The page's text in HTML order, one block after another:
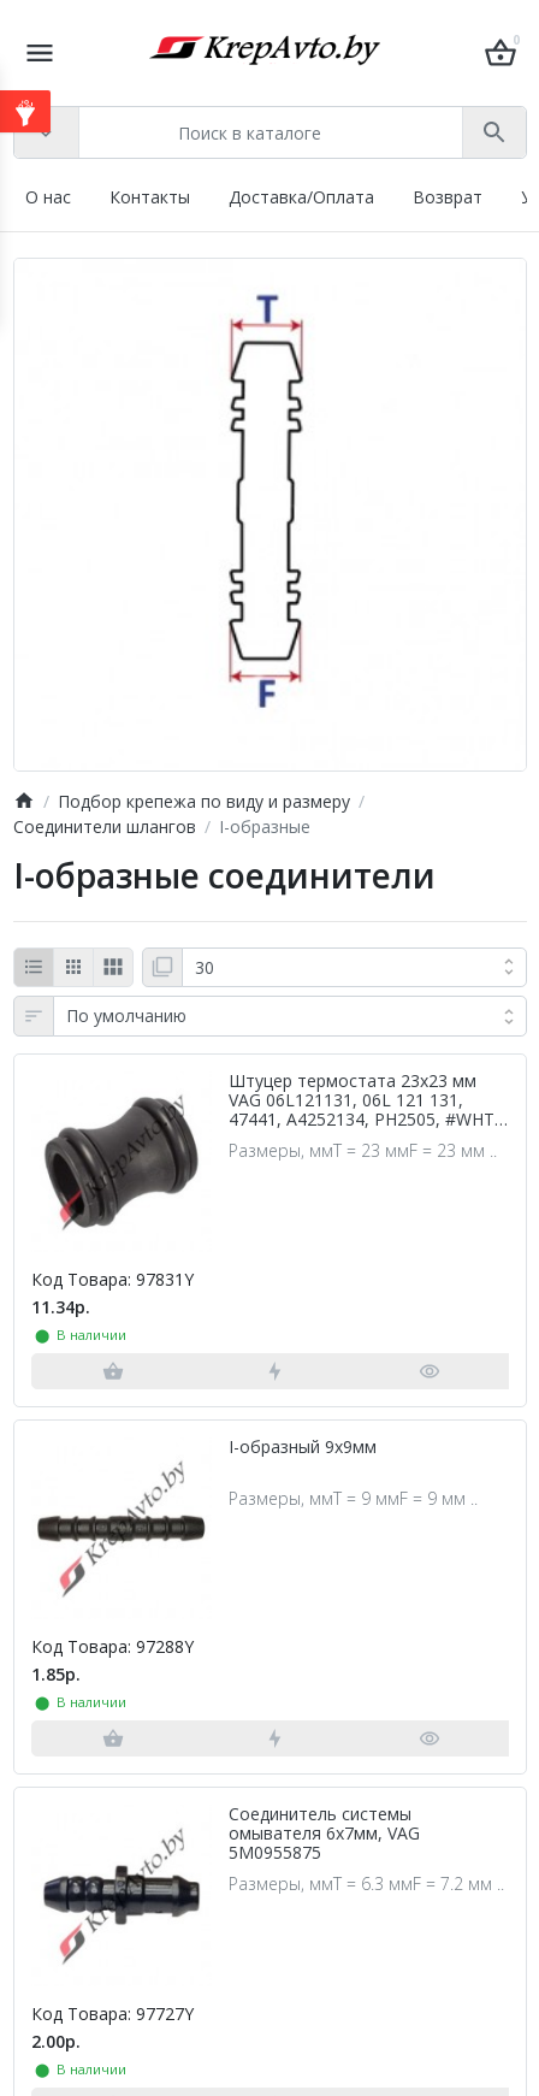
0
О нас Контакты Доставка/Оплата Возврат
Подбор крепежа по виду и размеру
Соединители шлангов
I-образные
I-образные соединители
Штуцер термостата 23х23 мм
VAG 06L121131, 06L 121 131,
47441, A4252134, PH2505, #WHT
Размеры, ммT = 23 ммF = 23 мм ..
Код Товара: 97831Y
11.34р.
⬤ В наличии
I-образный 9х9мм
Размеры, ммT = 9 ммF = 9 мм ..
Код Товара: 97288Y
1.85р.
⬤ В наличии
Соединитель системы
омывателя 6х7мм, VAG
5M0955875
Размеры, ммT = 6.3 ммF = 7.2 мм ..
Код Товара: 97727Y
2.00р.
⬤ В наличии